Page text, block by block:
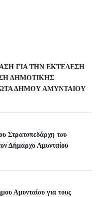
ΓΙΑ ΤΗΝ ΕΚΤΕΛΕΣΗ
ΔΗΜΟΤΙΚΗΣ
ΔΗΜΟΥ ΑΜΥΝΤΑΙΟΥ
Στρατοπεδάρχη του
Δήμαρχο Αμυνταίου
Αμυνταίου για τους